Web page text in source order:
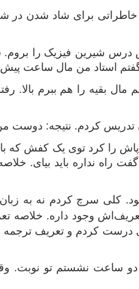
برای شاد شدن در
درس شیرین فیزیک را
استاد من مال ساعت پیش
بقیه را هم ببرم بالا.
را کرد توی یک کفش که
راه نداره باید بیای.
کلی سرچ کردم نه به
وجود داره. خلاصه
درست کردم و تعریف
دو ساعت نشستم تو نوبت.